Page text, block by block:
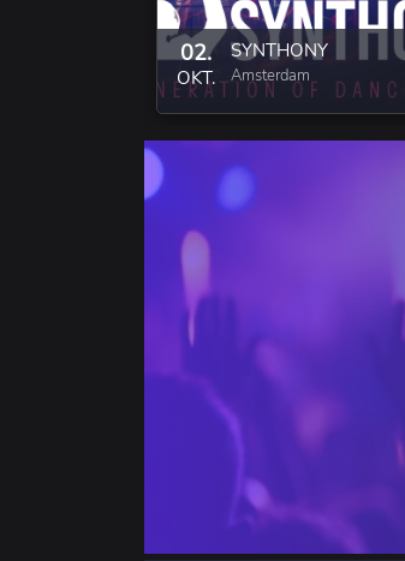
02.
OKT.
SYNTHONY
Amsterdam